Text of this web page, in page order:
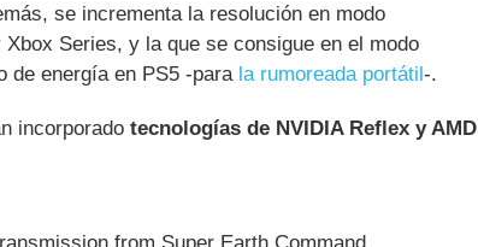
se incrementa la resolución en modo
Series, y la que se consigue en el modo
de energía en PS5 -para la rumoreada portátil-.
incorporado tecnologías de NVIDIA Reflex y AMD